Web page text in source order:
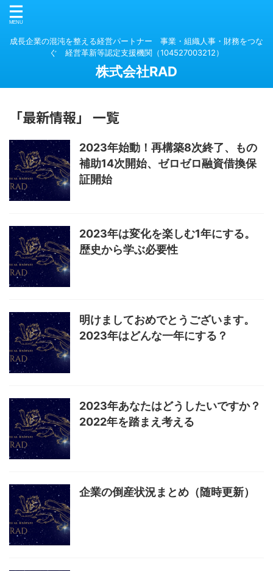
成長企業の混沌を整える経営パートナー 事業・組織人事・財務をつな
ぐ 経営革新等認定支援機関（104527003212）
株式会社RAD
「最新情報」 一覧
2023年始動！再構築8次終了、もの
補助14次開始、ゼロゼロ融資借換保
証開始
2023年は変化を楽しむ1年にする。
歴史から学ぶ必要性
明けましておめでとうございます。
2023年はどんな一年にする？
2023年あなたはどうしたいですか？
2022年を踏まえ考える
企業の倒産状況まとめ（随時更新）